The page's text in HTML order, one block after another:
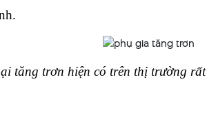
tăng trơn hiện có trên thị trường